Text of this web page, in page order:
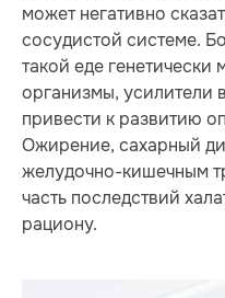
может негативно
сосудистой системе.
такой еде
организмы, усилители
привести к развитию
Ожирение, сахарный
желудочно-кишечным
часть последствий
рациону.